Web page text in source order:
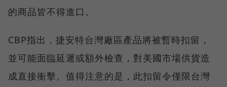
的商品皆不得進口。
CBP指出，捷安特台灣廠區產品將被暫時扣留，
並可能面臨延遲或額外檢查，對美國市場供貨造
成直接衝擊。值得注意的是，此扣留令僅限台灣